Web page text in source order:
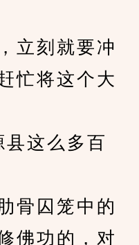
刻就要冲
忙将这个大
这么多百
囚笼中的
佛功的，对